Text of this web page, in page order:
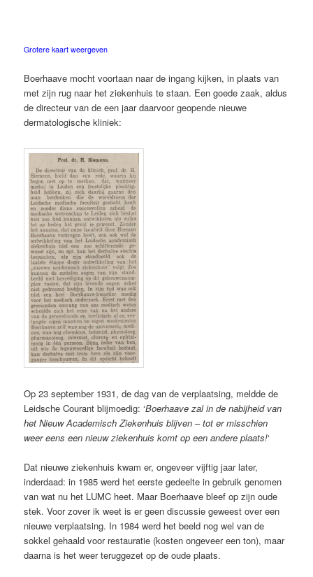
Grotere kaart weergeven
Boerhaave mocht voortaan naar de ingang kijken, in plaats van
met zijn rug naar het ziekenhuis te staan. Een goede zaak, aldus
de directeur van de een jaar daarvoor geopende nieuwe
dermatologische kliniek:
Op 23 september 1931, de dag van de verplaatsing, meldde de
Leidsche Courant blijmoedig: ‘Boerhaave zal in de nabijheid van
het Nieuw Academisch Ziekenhuis blijven – tot er misschien
weer eens een nieuw ziekenhuis komt op een andere plaats!‘
Dat nieuwe ziekenhuis kwam er, ongeveer vijftig jaar later,
inderdaad: in 1985 werd het eerste gedeelte in gebruik genomen
van wat nu het LUMC heet. Maar Boerhaave bleef op zijn oude
stek. Voor zover ik weet is er geen discussie geweest over een
nieuwe verplaatsing. In 1984 werd het beeld nog wel van de
sokkel gehaald voor restauratie (kosten ongeveer een ton), maar
daarna is het weer teruggezet op de oude plaats.